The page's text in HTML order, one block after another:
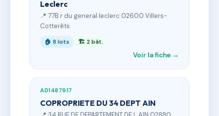
Leclerc
📍 77B r du general leclerc 02600 Villers-
Cotterêts
🏠 8 lots 🏗 2 bât.
Voir la fiche →
AD1487917
COPROPRIETE DU 34 DEPT AIN